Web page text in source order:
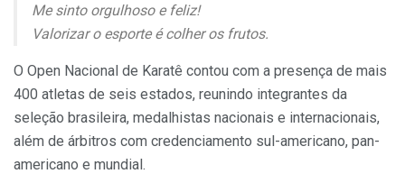
Me sinto orgulhoso e feliz!
Valorizar o esporte é colher os frutos.
O Open Nacional de Karatê contou com a presença de mais
400 atletas de seis estados, reunindo integrantes da
seleção brasileira, medalhistas nacionais e internacionais,
além de árbitros com credenciamento sul-americano, pan-
americano e mundial.